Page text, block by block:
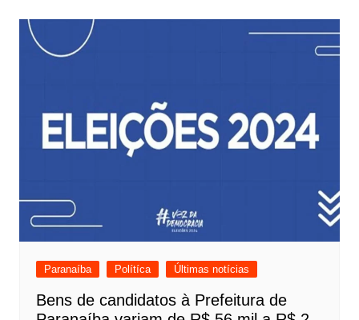
Paranaíba Polítíca Últimas notícias
Bens de candidatos à Prefeitura de